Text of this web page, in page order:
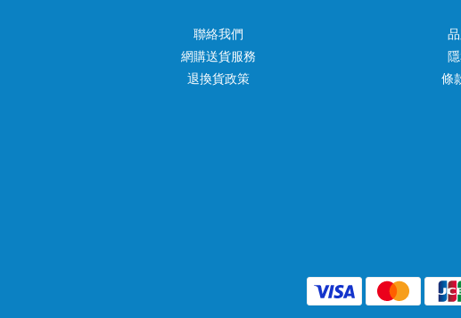
聯絡我們
網購送貨服務
退換貨政策
條